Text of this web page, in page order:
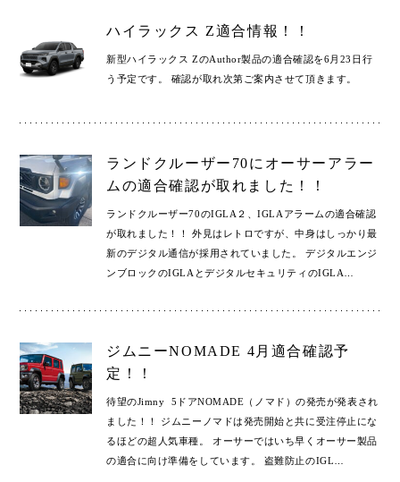
ハイラックス Z適合情報！！
新型ハイラックス ZのAuthor製品の適合確認を6月23日行
う予定です。 確認が取れ次第ご案内させて頂きます。
ランドクルーザー70にオーサーアラー
ムの適合確認が取れました！！
ランドクルーザー70のIGLA２、IGLAアラームの適合確認
が取れました！！ 外見はレトロですが、中身はしっかり最
新のデジタル通信が採用されていました。 デジタルエンジ
ンブロックのIGLAとデジタルセキュリティのIGLA
ジムニーNOMADE 4月適合確認予
定！！
待望のJimny 5ドアNOMADE（ノマド）の発売が発表され
ました！！ ジムニーノマドは発売開始と共に受注停止にな
るほどの超人気車種。 オーサーではいち早くオーサー製品
の適合に向け準備をしています。 盗難防止のIGL